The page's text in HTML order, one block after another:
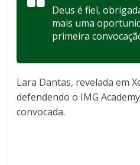
Deus é fiel,
mais uma
primeira
Lara Dantas, revelada em
defendendo o IMG
convocada.